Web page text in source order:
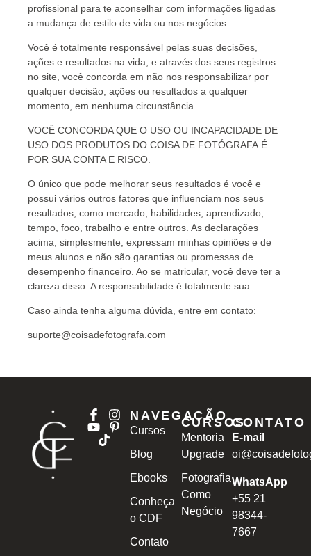
profissional para te aconselhar com informações ligadas
a mudança de estilo de vida ou nos negócios.
Você é totalmente responsável pelas suas decisões,
ações e resultados na vida, e através dos seus registros
no site, você concorda em não nos responsabilizar por
qualquer decisão, ações ou resultados a qualquer
momento, em nenhuma circunstância.
VOCÊ CONCORDA QUE O USO OU INCAPACIDADE DE
USO DOS PRODUTOS DO COISA DE FOTÓGRAFA É
POR SUA CONTA E RISCO.
O único que pode melhorar seus resultados é você e
possui vários outros fatores que influenciam nos seus
resultados, como mercado, habilidades, aprendizado,
tempo, foco, trabalho e entre outros. As declarações
acima, simplesmente, expressam minhas opiniões e de
meus alunos e não são garantias ou promessas de
desempenho financeiro. Ao se matricular, você deve ter a
clareza disso. A responsabilidade é totalmente sua.
Caso ainda tenha alguma dúvida, entre em contato:
suporte@coisadefotografa.com
NAVEGAÇÃO
Cursos
Blog
Ebooks
Conheça
o CDF
Contato
CURSOS
Mentoria
Upgrade
Fotografia
Como
Negócio
CONTATO
E-mail
WhatsApp
+55 21
98344-
7667